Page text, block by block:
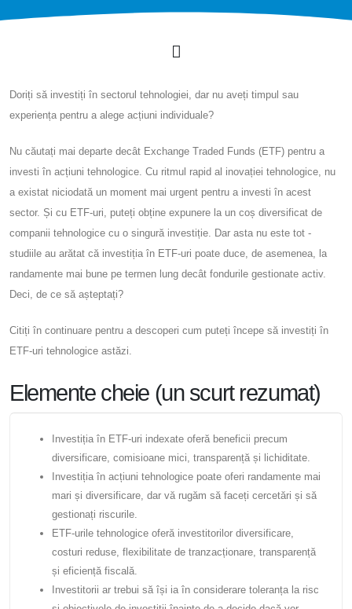
Doriți să investiți în sectorul tehnologiei, dar nu aveți timpul sau
experiența pentru a alege acțiuni individuale?
Nu căutați mai departe decât Exchange Traded Funds (ETF) pentru a
investi în acțiuni tehnologice. Cu ritmul rapid al inovației tehnologice, nu
a existat niciodată un moment mai urgent pentru a investi în acest
sector. Și cu ETF-uri, puteți obține expunere la un coș diversificat de
companii tehnologice cu o singură investiție. Dar asta nu este tot -
studiile au arătat că investiția în ETF-uri poate duce, de asemenea, la
randamente mai bune pe termen lung decât fondurile gestionate activ.
Deci, de ce să așteptați?
Citiți în continuare pentru a descoperi cum puteți începe să investiți în
ETF-uri tehnologice astăzi.
Elemente cheie (un scurt rezumat)
Investiția în ETF-uri indexate oferă beneficii precum
diversificare, comisioane mici, transparență și lichiditate.
Investiția în acțiuni tehnologice poate oferi randamente mai
mari și diversificare, dar vă rugăm să faceți cercetări și să
gestionați riscurile.
ETF-urile tehnologice oferă investitorilor diversificare,
costuri reduse, flexibilitate de tranzacționare, transparență
și eficiență fiscală.
Investitorii ar trebui să își ia în considerare toleranța la risc